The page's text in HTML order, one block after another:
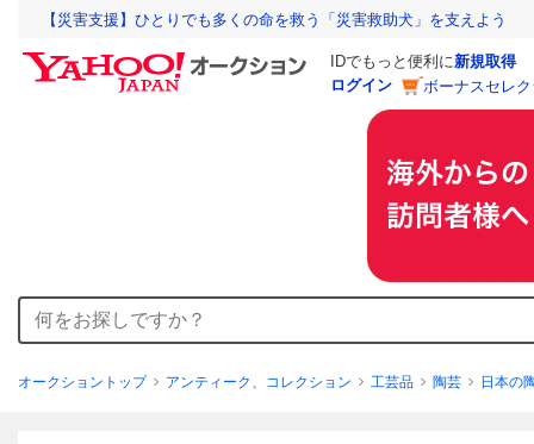
【災害支援】ひとりでも多くの命を救う「災害救助犬」を支えよう
IDでもっと便利に新規取得
ログイン
ボーナスセレ
オークショントップ アンティーク、コレクション 工芸品 陶芸 日本の